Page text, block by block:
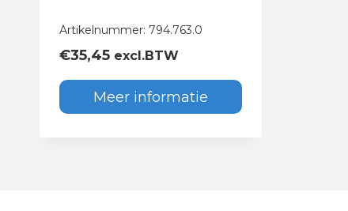
Artikelnummer: 794.763.0
€35,45 excl.BTW
Meer informatie